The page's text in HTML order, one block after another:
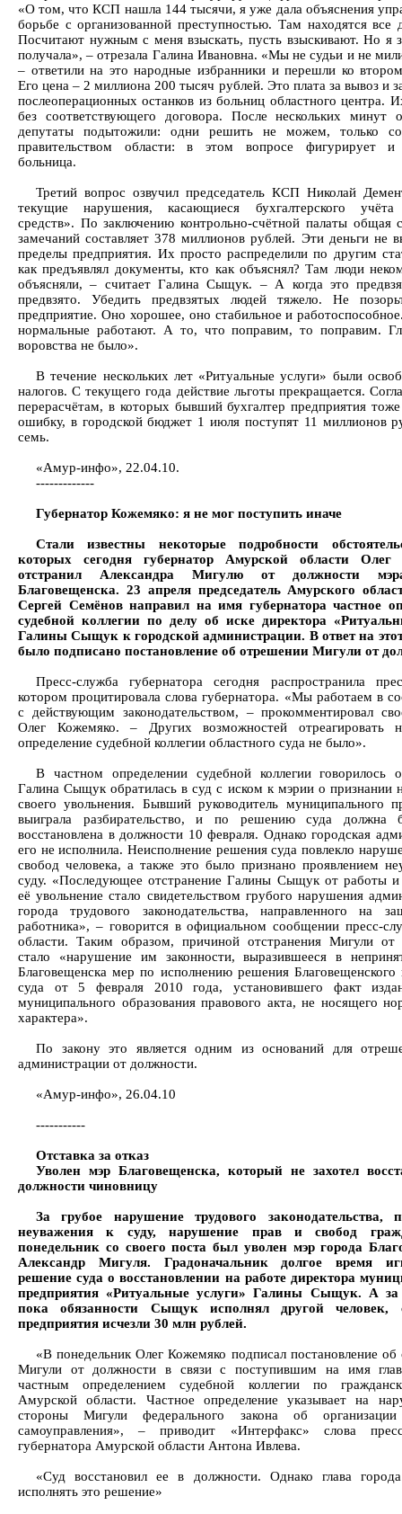
«О том, что КСП нашла 144 тысячи, я уже дала объяснения
борьбе с организованной преступностью. Там находятся все
Посчитают нужным с меня взыскать, пусть взыскивают. Но я
получала», – отрезала Галина Ивановна. «Мы не судьи и не
– ответили на это народные избранники и перешли ко
Его цена – 2 миллиона 200 тысяч рублей. Это плата за вывоз и
послеоперационных останков из больниц областного центра.
без соответствующего договора. После нескольких минут
депутаты подытожили: одни решить не можем, только
правительством области: в этом вопросе фигурирует и
больница.
Третий вопрос озвучил председатель КСП Николай
текущие нарушения, касающиеся бухгалтерского
средств». По заключению контрольно-счётной палаты общая
замечаний составляет 378 миллионов рублей. Эти деньги не
пределы предприятия. Их просто распределили по другим
как предъявлял документы, кто как объяснял? Там люди
объясняли, – считает Галина Сыщук. – А когда это
предвзято. Убедить предвзятых людей тяжело. Не
предприятие. Оно хорошее, оно стабильное и
нормальные работают. А то, что поправим, то поправим.
воровства не было».
В течение нескольких лет «Ритуальные услуги» были
налогов. С текущего года действие льготы прекращается.
перерасчётам, в которых бывший бухгалтер предприятия
ошибку, в городской бюджет 1 июля поступят 11 миллионов
семь.
«Амур-инфо», 22.04.10.
-------------
Губернатор Кожемяко: я не мог поступить иначе
Стали известны некоторые подробности
которых сегодня губернатор Амурской области Олег
отстранил Александра Мигулю от должности
Благовещенска. 23 апреля председатель Амурского
Сергей Семёнов направил на имя губернатора частное
судебной коллегии по делу об иске директора
Галины Сыщук к городской администрации. В ответ на
было подписано постановление об отрешении Мигули от
Пресс-служба губернатора сегодня распространила
котором процитировала слова губернатора. «Мы работаем в
с действующим законодательством, – прокомментировал
Олег Кожемяко. – Других возможностей отреагировать
определение судебной коллегии областного суда не было».
В частном определении судебной коллегии говорилось
Галина Сыщук обратилась в суд с иском к мэрии о признании
своего увольнения. Бывший руководитель муниципального
выиграла разбирательство, и по решению суда должна
восстановлена в должности 10 февраля. Однако городская
его не исполнила. Неисполнение решения суда повлекло
свобод человека, а также это было признано проявлением
суду. «Последующее отстранение Галины Сыщук от работы и
её увольнение стало свидетельством грубого нарушения
города трудового законодательства, направленного на
работника», – говорится в официальном сообщении пресс-
области. Таким образом, причиной отстранения Мигули от
стало «нарушение им законности, выразившееся в
Благовещенска мер по исполнению решения Благовещенского
суда от 5 февраля 2010 года, установившего факт
муниципального образования правового акта, не носящего
характера».
По закону это является одним из оснований для
администрации от должности.
«Амур-инфо», 26.04.10
-----------
Отставка за отказ
Уволен мэр Благовещенска, который не захотел
должности чиновницу
За грубое нарушение трудового законодательства,
неуважения к суду, нарушение прав и свобод
понедельник со своего поста был уволен мэр города
Александр Мигуля. Градоначальник долгое время
решение суда о восстановлении на работе директора
предприятия «Ритуальные услуги» Галины Сыщук. А за
пока обязанности Сыщук исполнял другой человек,
предприятия исчезли 30 млн рублей.
«В понедельник Олег Кожемяко подписал постановление
Мигули от должности в связи с поступившим на имя
частным определением судебной коллегии по
Амурской области. Частное определение указывает на
стороны Мигули федерального закона об организации
самоуправления», – приводит «Интерфакс» слова пресс-
губернатора Амурской области Антона Ивлева.
«Суд восстановил ее в должности. Однако глава города
исполнять это решение»